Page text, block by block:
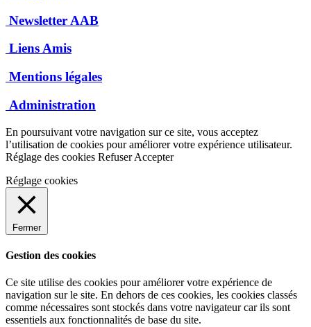
Newsletter AAB
Liens Amis
Mentions légales
Administration
En poursuivant votre navigation sur ce site, vous acceptez
l’utilisation de cookies pour améliorer votre expérience utilisateur.
Réglage des cookies Refuser Accepter
Réglage cookies
Fermer
Gestion des cookies
Ce site utilise des cookies pour améliorer votre expérience de
navigation sur le site. En dehors de ces cookies, les cookies classés
comme nécessaires sont stockés dans votre navigateur car ils sont
essentiels aux fonctionnalités de base du site.